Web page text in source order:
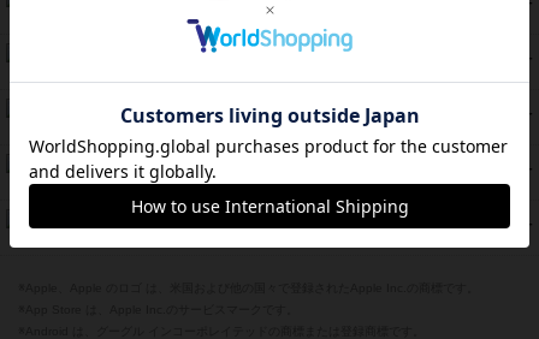
PT
1件の投稿
PT
スターマイン・ラミー ポケット
PT
PT
スーパーストア3000
紹介文なし 1件の投稿
37 PT
フリップ７：復讐心とともに